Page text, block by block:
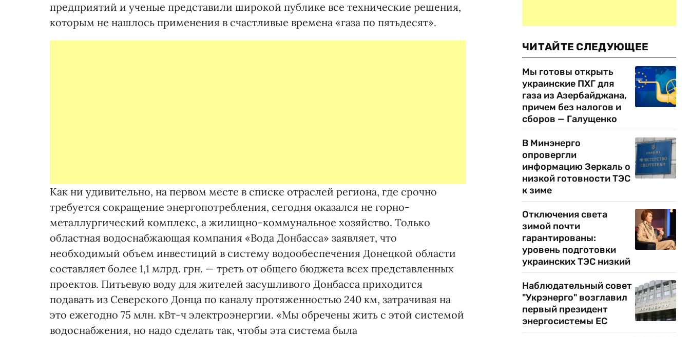
предприятий и ученые представили широкой публике все технические решения,
которым не нашлось применения в счастливые времена «газа по пятьдесят».
Как ни удивительно, на первом месте в списке отраслей региона, где срочно
требуется сокращение энергопотребления, сегодня оказался не горно-
металлургический комплекс, а жилищно-коммунальное хозяйство. Только
областная водоснабжающая компания «Вода Донбасса» заявляет, что
необходимый объем инвестиций в систему водообеспечения Донецкой области
составляет более 1,1 млрд. грн. — треть от общего бюджета всех представленных
проектов. Питьевую воду для жителей засушливого Донбасса приходится
подавать из Северского Донца по каналу протяженностью 240 км, затрачивая на
это ежегодно 75 млн. кВт-ч электроэнергии. «Мы обречены жить с этой системой
водоснабжения, но надо сделать так, чтобы эта система была
ЧИТАЙТЕ СЛЕДУЮЩЕЕ
Мы готовы открыть
украинские ПХГ для
газа из Азербайджана,
причем без налогов и
сборов — Галущенко
В Минэнерго
опровергли
информацию Зеркаль о
низкой готовности ТЭС
к зиме
Отключения света
зимой почти
гарантированы:
уровень подготовки
украинских ТЭС низкий
Наблюдательный совет
"Укрэнерго" возглавил
первый президент
энергосистемы ЕС